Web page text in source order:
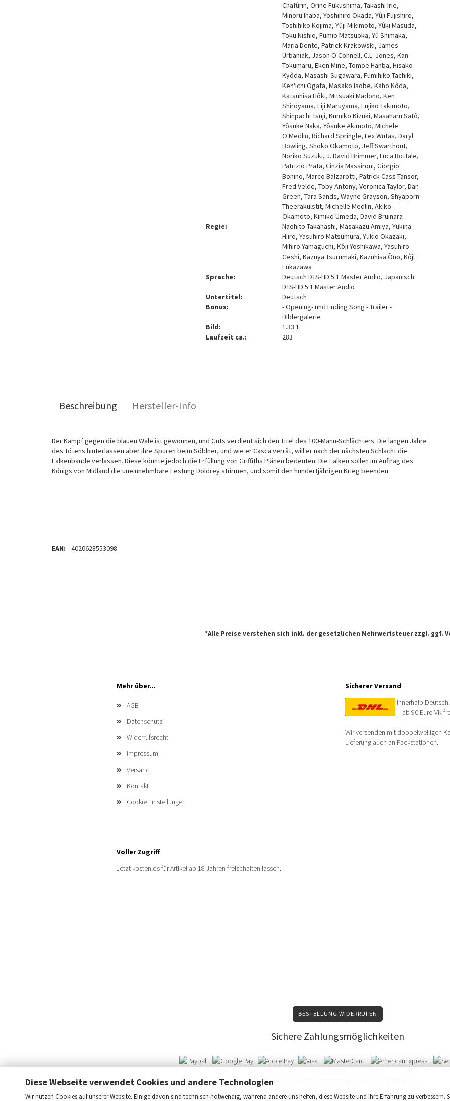
Diese Webseite verwendet Cookies und andere Technologien
Wir nutzen Cookies auf unserer Website. Einige davon sind technisch notwendig, während andere uns helfen, diese Website und Ihre Erfahrung zu verbessern.
Chafûrin, Orine Fukushima, Takashi Irie,
Minoru Inaba, Yoshihiro Okada, Yûji Fujishiro,
Toshihiko Kojima, Yûji Mikimoto, Yûki Masuda,
Toku Nishio, Fumio Matsuoka, Yû Shimaka,
Maria Dente, Patrick Krakowski, James
Urbaniak, Jason O'Connell, C.L. Jones, Kan
Tokumaru, Eken Mine, Tomoe Hanba, Hisako
Kyôda, Masashi Sugawara, Fumihiko Tachiki,
Ken'ichi Ogata, Masako Isobe, Kaho Kôda,
Katsuhisa Hôki, Mitsuaki Madono, Ken
Shiroyama, Eiji Maruyama, Fujiko Takimoto,
Shinpachi Tsuji, Kumiko Kizuki, Masaharu Satô,
Yôsuke Naka, Yôsuke Akimoto, Michele
O'Medlin, Richard Springle, Lex Wutas, Daryl
Bowling, Shoko Okamoto, Jeff Swarthout,
Noriko Suzuki, J. David Brimmer, Luca Bottale,
Patrizio Prata, Cinzia Massironi, Giorgio
Bonino, Marco Balzarotti, Patrick Cass Tansor,
Fred Velde, Toby Antony, Veronica Taylor, Dan
Green, Tara Sands, Wayne Grayson, Shyaporn
Theerakulstit, Michelle Medlin, Akiko
Okamoto, Kimiko Umeda, David Bruinara
Regie:
Naohito Takahashi, Masakazu Amiya, Yukina
Hiiro, Yasuhiro Matsumura, Yukio Okazaki,
Mihiro Yamaguchi, Kôji Yoshikawa, Yasuhiro
Geshi, Kazuya Tsurumaki, Kazuhisa Ôno, Kôji
Fukazawa
Sprache:
Deutsch DTS-HD 5.1 Master Audio, Japanisch
DTS-HD 5.1 Master Audio
Untertitel:
Deutsch
Bonus:
- Opening- und Ending Song - Trailer -
Bildergalerie
Bild:
1.33:1
Laufzeit ca.:
283
Beschreibung Hersteller-Info
Der Kampf gegen die blauen Wale ist gewonnen, und Guts verdient sich den Titel des 100-Mann-Schlächters. Die langen Jahre
des Tötens hinterlassen aber ihre Spuren beim Söldner, und wie er Casca verrät, will er nach der nächsten Schlacht die
Falkenbande verlassen. Diese könnte jedoch die Erfüllung von Griffiths Plänen bedeuten: Die Falken sollen im Auftrag des
Königs von Midland die uneinnehmbare Festung Doldrey stürmen, und somit den hundertjährigen Krieg beenden.
EAN: 4020628553098
*Alle Preise verstehen sich inkl. der gesetzlichen Mehrwertsteuer zzgl. ggf.
Mehr über...
AGB
Datenschutz
Widerrufsrecht
Impressum
Versand
Kontakt
Cookie Einstellungen
Sicherer Versand
Innerhalb
ab 90 Euro VK
Wir versenden mit doppelwelligen
Lieferung auch an Packstationen.
Voller Zugriff
Jetzt kostenlos für Artikel ab 18 Jahren freischalten lassen.
BESTELLUNG WIDERRUFEN
Sichere Zahlungsmöglichkeiten
RECHNUNGSKAUF | SPÄTER BEZAHLEN | RATENKAUF